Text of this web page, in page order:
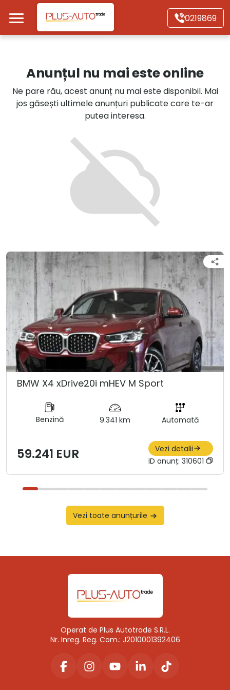
Mergi direct la conținutul principal
0219869
Autoturisme
Motociclete
Autoutilitare
Alte tipuri vehicule
Anunțul nu mai este online
Ne pare rău, acest anunț nu mai este disponibil. Mai
jos găsești ultimele anunțuri publicate care te-ar
putea interesa.
BMW X4 xDrive20i mHEV M Sport
Benzină 9.341 km Automată
59.241 EUR
Vezi detalii
ID anunț: 310601
Vezi toate anunțurile
Operat de Plus Autotrade S.R.L.
Nr. Inreg. Reg. Com.: J2010001392406